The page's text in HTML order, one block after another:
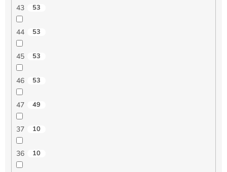
43 53
44 53
45 53
46 53
47 49
37 10
36 10